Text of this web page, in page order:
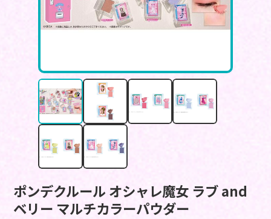
ポンデクルール オシャレ魔女 ラブ and
ベリー マルチカラーパウダー